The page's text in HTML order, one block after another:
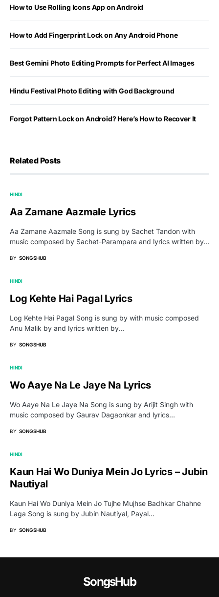
How to Use Rolling Icons App on Android
How to Add Fingerprint Lock on Any Android Phone
Best Gemini Photo Editing Prompts for Perfect AI Images
Hindu Festival Photo Editing with God Background
Forgot Pattern Lock on Android? Here’s How to Recover It
Related Posts
HINDI
Aa Zamane Aazmale Lyrics
Aa Zamane Aazmale Song is sung by Sachet Tandon with
music composed by Sachet-Parampara and lyrics written by…
BY SONGSHUB
HINDI
Log Kehte Hai Pagal Lyrics
Log Kehte Hai Pagal Song is sung by with music composed
Anu Malik by and lyrics written by…
BY SONGSHUB
HINDI
Wo Aaye Na Le Jaye Na Lyrics
Wo Aaye Na Le Jaye Na Song is sung by Arijit Singh with
music composed by Gaurav Dagaonkar and lyrics…
BY SONGSHUB
HINDI
Kaun Hai Wo Duniya Mein Jo Lyrics – Jubin
Nautiyal
Kaun Hai Wo Duniya Mein Jo Tujhe Mujhse Badhkar Chahne
Laga Song is sung by Jubin Nautiyal, Payal…
BY SONGSHUB
SongsHub